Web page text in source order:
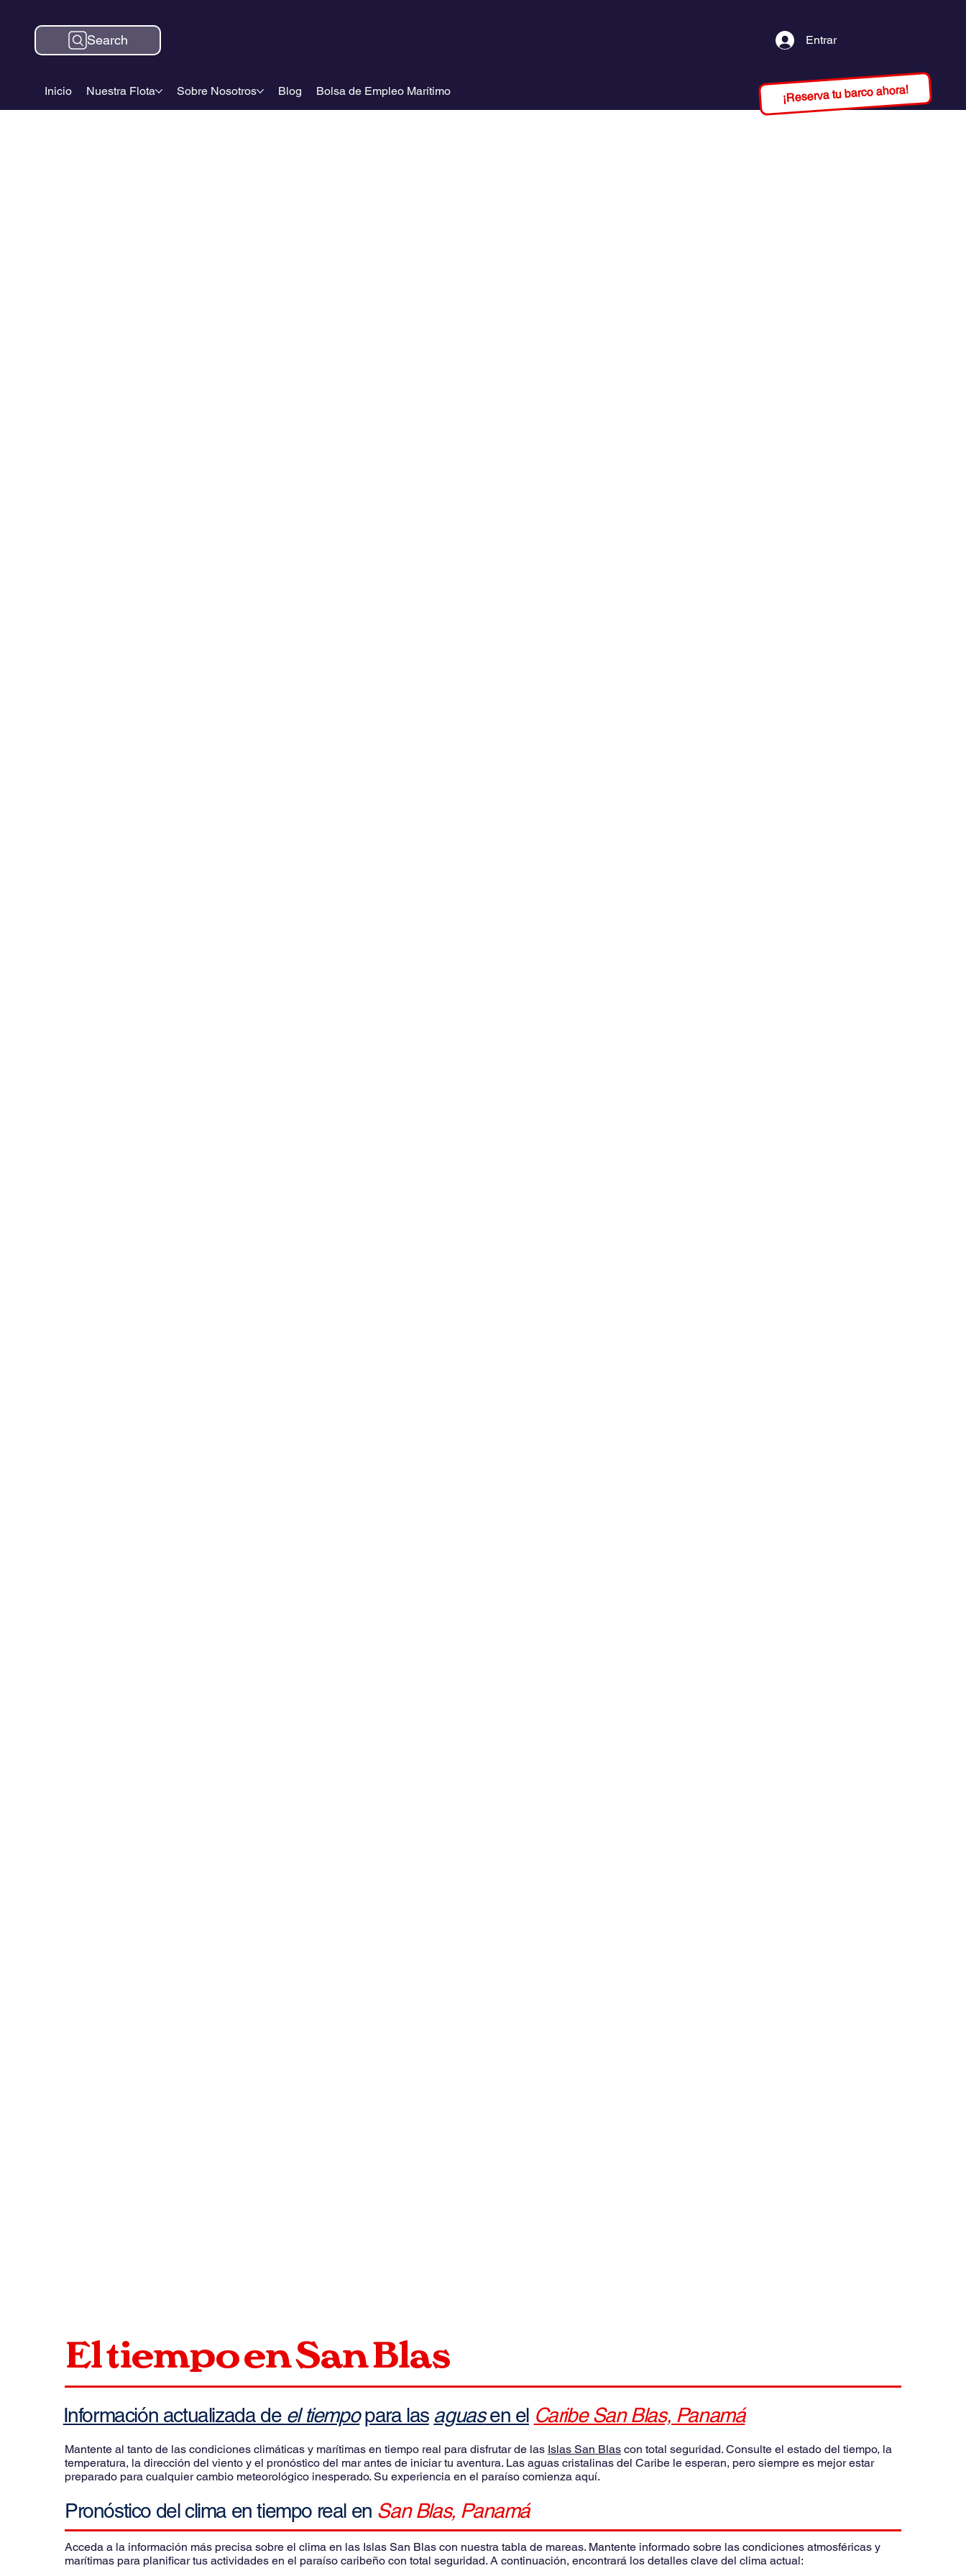
Inicio Nuestra Flota Sobre Nosotros Blog Bolsa de Empleo Marítimo
Search Entrar
¡Reserva tu barco ahora!
El tiempo enSan Blas
Información actualizada de el tiempo para las aguasen el Caribe San Blas, Panamá
Mantente al tanto de las condiciones climáticas y marítimas en tiempo real para disfrutar de las Islas San Blas con total seguridad. Consulte el estado del tiempo, la
temperatura, la dirección del viento y el pronóstico del mar antes de iniciar tu aventura. Las aguas cristalinas del Caribe le esperan, pero siempre es mejor estar
preparado para cualquier cambio meteorológico inesperado. Su experiencia en el paraíso comienza aquí.
Pronóstico del clima en tiempo real en San Blas, Panamá
Acceda a la información más precisa sobre el clima en las Islas San Blas con nuestra tabla de mareas. Mantente informado sobre las condiciones atmosféricas y
marítimas para planificar tus actividades en el paraíso caribeño con total seguridad. A continuación, encontrará los detalles clave del clima actual: